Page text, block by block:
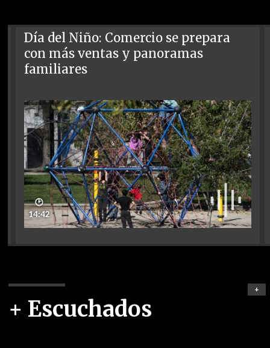
Día del Niño: Comercio se prepara
con más ventas y panoramas
familiares
🕑
14:42
+ Escuchados
+